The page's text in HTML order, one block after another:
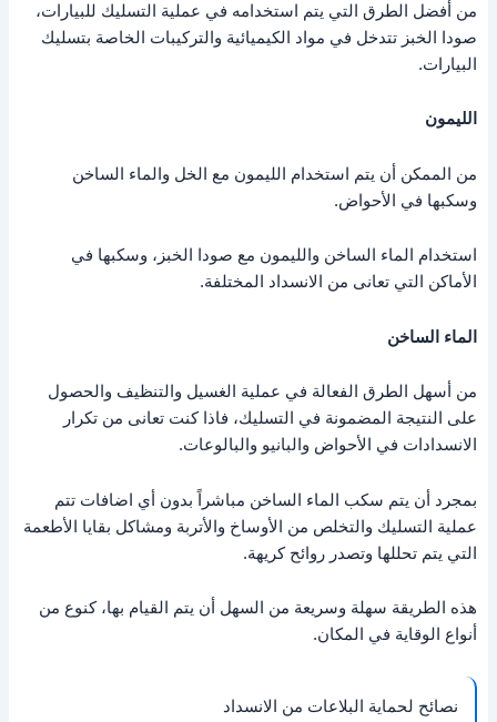
من أفضل الطرق التي يتم استخدامه في عملية التسليك للبيارات،
صودا الخبز تتدخل في مواد الكيميائية والتركيبات الخاصة بتسليك
البيارات.
الليمون
من الممكن أن يتم استخدام الليمون مع الخل والماء الساخن
وسكبها في الأحواض.
استخدام الماء الساخن والليمون مع صودا الخبز، وسكبها في
الأماكن التي تعانى من الانسداد المختلفة.
الماء الساخن
من أسهل الطرق الفعالة في عملية الغسيل والتنظيف والحصول
على النتيجة المضمونة في التسليك، فاذا كنت تعانى من تكرار
الانسدادات في الأحواض والبانيو والبالوعات.
بمجرد أن يتم سكب الماء الساخن مباشراً بدون أي اضافات تتم
عملية التسليك والتخلص من الأوساخ والأتربة ومشاكل بقايا الأطعمة
التي يتم تحللها وتصدر روائح كريهة.
هذه الطريقة سهلة وسريعة من السهل أن يتم القيام بها، كنوع من
أنواع الوقاية في المكان.
نصائح لحماية البلاعات من الانسداد